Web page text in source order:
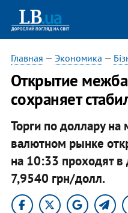
Главная — Экономика —
Открытие
сохраняет
​Торги по доллару
валютном рынке
на 10:33 проходят в
7,9540 грн/долл.